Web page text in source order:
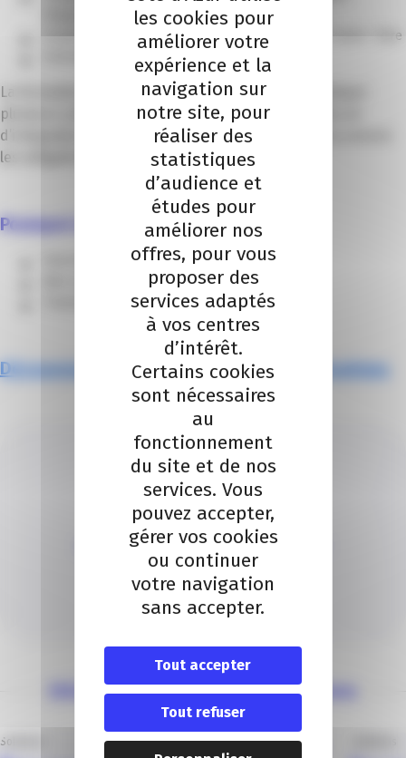
d’apprentissage, tuteur/tutrice
Acquérir une méthodologie pour transmettre les savoir- faire
Enrichir ses compétences managériales
La formation, d’une durée de 2 jours, permet de balayer
plusieurs séquences telles le processus de sélection et
d’intégration, la communication interpersonnelle ou encore
les obligations réglementaires.
Pourquoi se faire accompagner ?
Favoriser la transmission des connaissances
Bien encadrer l’arrivée de l’alternant
Transmettre la culture de votre entreprise
Découvrez les dates des prochaines formations
ESPACE ACCOMPAGNEMENT DES PARCOURS
Je contacte un conseiller
Découvrez nos autres solutions
Solutions
les cookies pour
améliorer votre
expérience et la
navigation sur
notre site, pour
réaliser des
statistiques
d’audience et
études pour
améliorer nos
offres, pour vous
proposer des
services adaptés
à vos centres
d’intérêt.
Certains cookies
sont nécessaires
au
fonctionnement
du site et de nos
services. Vous
pouvez accepter,
gérer vos cookies
ou continuer
votre navigation
sans accepter.
Tout accepter
Tout refuser